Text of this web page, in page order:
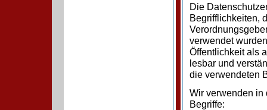
Die
Begrifflichkeiten,
verwendet
Öffentlichkeit als
lesbar und
die verwendeten
Wir verwenden in
Begriffe: